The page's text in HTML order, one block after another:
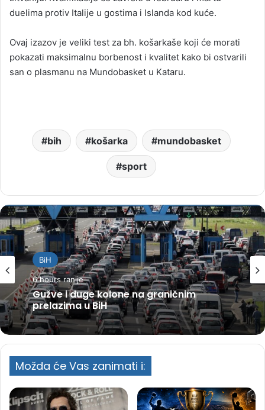
duelima protiv Italije u gostima i Islanda kod kuće.
Ovaj izazov je veliki test za bh. košarkaše koji će morati
pokazati maksimalnu borbenost i kvalitet kako bi ostvarili
san o plasmanu na Mundobasket u Kataru.
bih košarka mundobasket
sport
BiH
6 hours ranije
Gužve i duge kolone na graničnim
prelazima u BiH
Možda će Vas zanimati i: